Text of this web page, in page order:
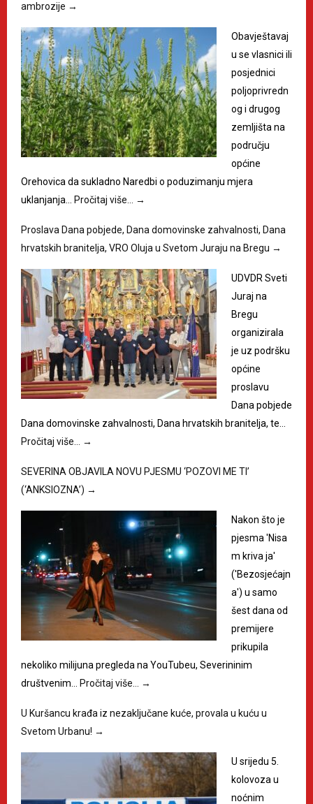
ambrozije →
Obavještavaj
u se vlasnici ili
posjednici
poljoprivredn
og i drugog
zemljišta na
području
općine
Orehovica da sukladno Naredbi o poduzimanju mjera
uklanjanja…
Pročitaj više… →
Proslava Dana pobjede, Dana domovinske zahvalnosti, Dana
hrvatskih branitelja, VRO Oluja u Svetom Juraju na Bregu →
UDVDR Sveti
Juraj na
Bregu
organizirala
je uz podršku
općine
proslavu
Dana pobjede
Dana domovinske zahvalnosti, Dana hrvatskih branitelja, te…
Pročitaj više…
→
SEVERINA OBJAVILA NOVU PJESMU ‘POZOVI ME TI’
(‘ANKSIOZNA’) →
Nakon što je
pjesma 'Nisa
m kriva ja'
('Bezosjećajn
a') u samo
šest dana od
premijere
prikupila
nekoliko milijuna pregleda na YouTubeu, Severininim
društvenim…
Pročitaj više… →
U Kuršancu krađa iz nezaključane kuće, provala u kuću u
Svetom Urbanu! →
U srijedu 5.
kolovoza u
noćnim